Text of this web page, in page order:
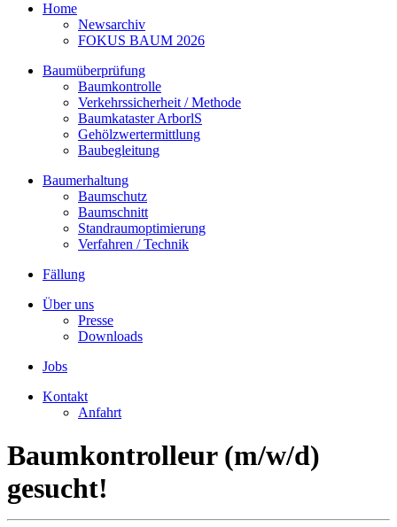
Home
Newsarchiv
FOKUS BAUM 2026
Baumüberprüfung
Baumkontrolle
Verkehrssicherheit / Methode
Baumkataster ArborlS
Gehölzwertermittlung
Baubegleitung
Baumerhaltung
Baumschutz
Baumschnitt
Standraumoptimierung
Verfahren / Technik
Fällung
Über uns
Presse
Downloads
Jobs
Kontakt
Anfahrt
Baumkontrolleur (m/w/d)
gesucht!